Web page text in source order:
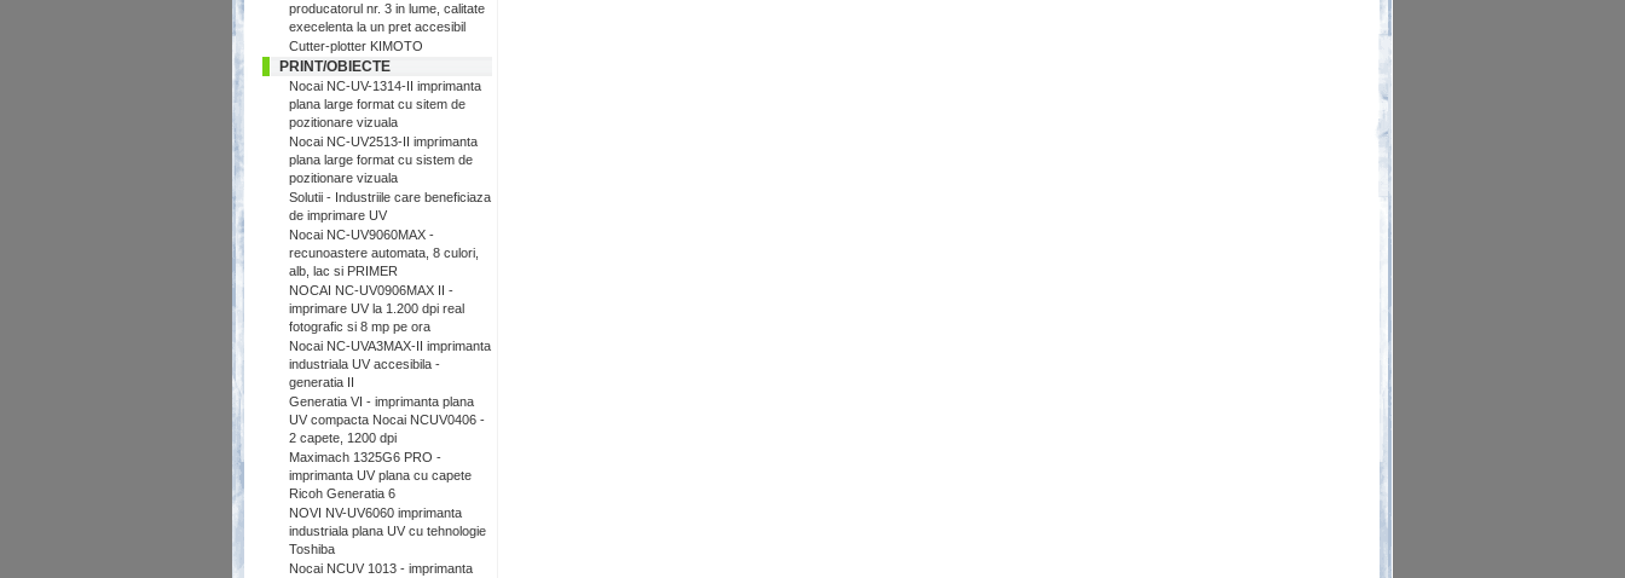
producatorul nr. 3 in lume, calitate
execelenta la un pret accesibil
Cutter-plotter KIMOTO
PRINT/OBIECTE
Nocai NC-UV-1314-II imprimanta
plana large format cu sitem de
pozitionare vizuala
Nocai NC-UV2513-II imprimanta
plana large format cu sistem de
pozitionare vizuala
Solutii - Industriile care beneficiaza
de imprimare UV
Nocai NC-UV9060MAX -
recunoastere automata, 8 culori,
alb, lac si PRIMER
NOCAI NC-UV0906MAX II -
imprimare UV la 1.200 dpi real
fotografic si 8 mp pe ora
Nocai NC-UVA3MAX-II imprimanta
industriala UV accesibila -
generatia II
Generatia VI - imprimanta plana
UV compacta Nocai NCUV0406 -
2 capete, 1200 dpi
Maximach 1325G6 PRO -
imprimanta UV plana cu capete
Ricoh Generatia 6
NOVI NV-UV6060 imprimanta
industriala plana UV cu tehnologie
Toshiba
Nocai NCUV 1013 - imprimanta